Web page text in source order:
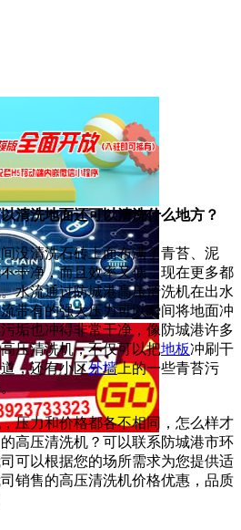
清洗地面还可以清洗什么地方？
没清洗石砖上面布满了青苔、泥
干净，而且效率又低，现在更多都
水流通过防城港高压清洗机在出水
带有的强大压力可以瞬间将地面冲
垢也冲得非常干净，像防城港许多
压清洗机，不仅可以把地板冲刷干
，还有小区外墙上的一些青苔污
压力和价格都各不相同，怎么样才
高压清洗机？可以联系防城港市环
可以根据您的场所需求为您提供适
销售的高压清洗机价格优惠，品质